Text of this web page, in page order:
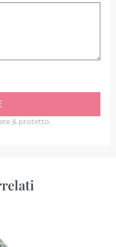
& protetto.